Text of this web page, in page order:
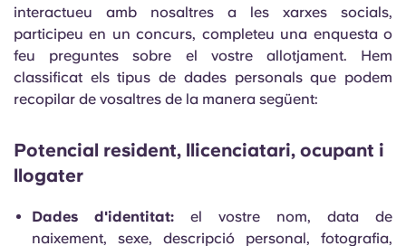
interactueu amb nosaltres a les xarxes socials,
participeu en un concurs, completeu una enquesta o
feu preguntes sobre el vostre allotjament. Hem
classificat els tipus de dades personals que podem
recopilar de vosaltres de la manera següent:
Potencial resident, llicenciatari, ocupant i
llogater
Dades d'identitat: el vostre nom, data de
naixement, sexe, descripció personal, fotografia,